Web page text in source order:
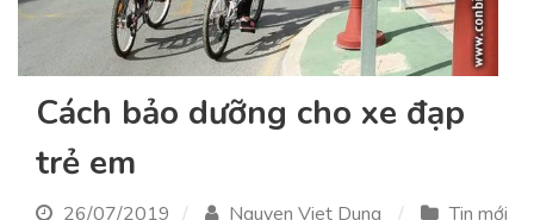
Cách bảo dưỡng cho xe đạp
trẻ em
26/07/2019 Nguyen Viet Dung
Tin mới